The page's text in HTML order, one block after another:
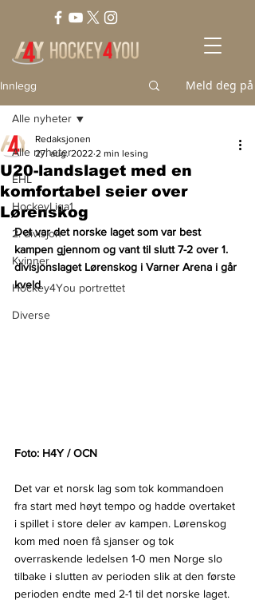
Innlegg Meld deg på
Alle nyheter
EHL
HockeyLiga1
2. divisjon
Kvinner
Hockey4You portrettet
Diverse
Alle nyheter
U20-landslaget med en
komfortabel seier over
Lørenskog
Redaksjonen
27. aug. 2022 2 min lesing
Det var det norske laget som var best
kampen gjennom og vant til slutt 7-2 over 1.
divisjonslaget Lørenskog i Varner Arena i går
kveld
Foto: H4Y / OCN
Det var et norsk lag som tok kommandoen
fra start med høyt tempo og hadde overtaket
i spillet i store deler av kampen. Lørenskog
kom med noen få sjanser og tok
overraskende ledelsen 1-0 men Norge slo
tilbake i slutten av perioden slik at den første
perioden endte med 2-1 til det norske laget.